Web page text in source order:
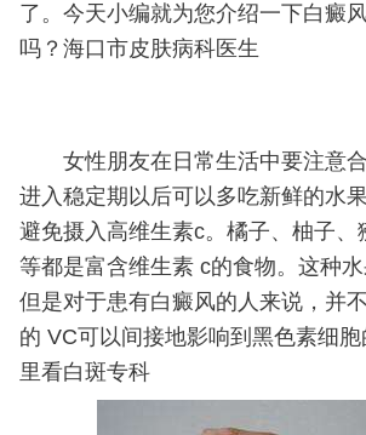
了。今天小编就为您介绍一下白癜
吗？海口市皮肤病科医生
女性朋友在日常生活中要注意合
进入稳定期以后可以多吃新鲜的水
避免摄入高维生素c。橘子、柚子、
等都是富含维生素 c的食物。这种水
但是对于患有白癜风的人来说，并
的 VC可以间接地影响到黑色素细
里看白斑专科